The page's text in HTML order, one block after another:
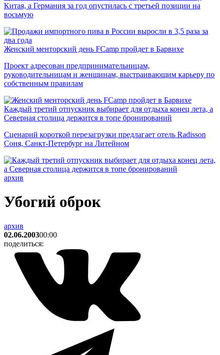
Китая, а Германия за год опустилась с третьей позиции на
восьмую
Женский менторский день FCamp пройдет в Барвихе
Проект адресован предпринимательницам,
руководительницам и женщинам, выстраивающим карьеру по
собственным правилам
Каждый третий отпускник выбирает для отдыха конец лета, а
Северная столица держится в топе бронирований
Сценарий короткой перезагрузки предлагает отель Radisson
Соня, Санкт-Петербург на Литейном
архив
Убогий оброк
архив
02.06.200300:00
поделиться: